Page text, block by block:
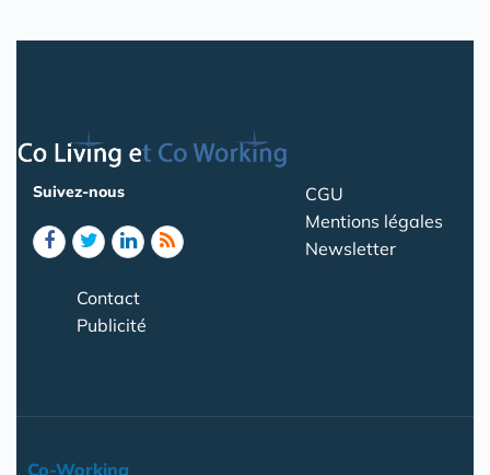
Suivez-nous
CGU
Mentions légales
Newsletter
Contact
Publicité
Co-Working